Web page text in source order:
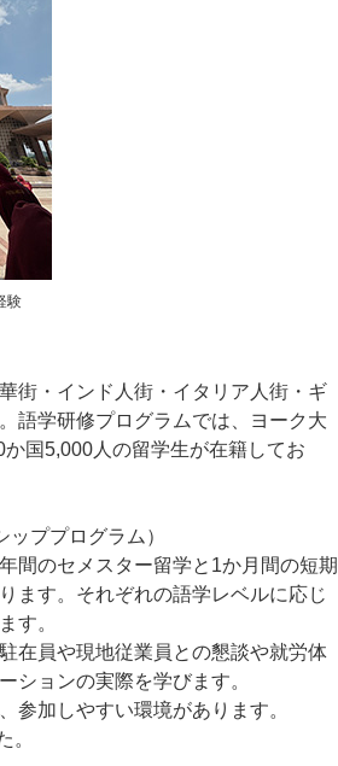
験
街・インド人街・イタリア人街・ギ
語学研修プログラムでは、ヨーク大
国5,000人の留学生が在籍してお
ププログラム）
間のセメスター留学と1か月間の短期
ます。それぞれの語学レベルに応じ
す。
在員や現地従業員との懇談や就労体
ションの実際を学びます。
参加しやすい環境があります。
。